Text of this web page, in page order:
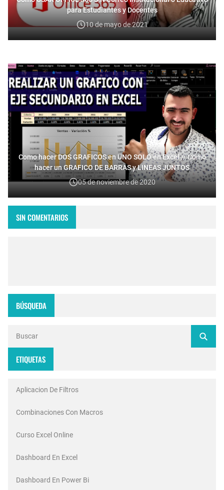
para Estudiantes y Docentes
10 de mayo de 2021
Como hacer DOS GRAFICOS en UNO SOLO en Excel // Como
hacer un GRAFICO DE BARRAS y LINEAS JUNTOS
05 de noviembre de 2020
SIN COMENTARIOS
BÚSQUEDA
ETIQUETAS
Aplicacion De Filtros
Combinaciones Con Macros
Curso Excel Online
Dashboard En Excel
Dashboard En Power Bi